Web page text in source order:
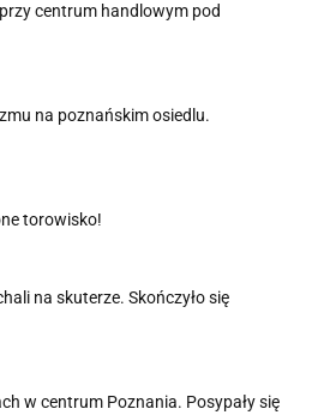
centrum handlowym pod
na poznańskim osiedlu.
torowisko!
na skuterze. Skończyło się
w centrum Poznania. Posypały się